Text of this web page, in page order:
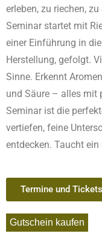
erleben, zu riechen,
Seminar startet mit
einer Einführung in
Herstellung, gefolgt.
Sinne. Erkennt
und Säure – alles mit
Seminar ist die
vertiefen, feine
entdecken. Taucht
Termine und Tickets
Gutschein kaufen